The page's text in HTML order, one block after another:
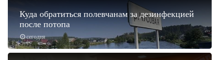
сегодня
Куда обратиться полевчанам за дезинфекцией
после потопа